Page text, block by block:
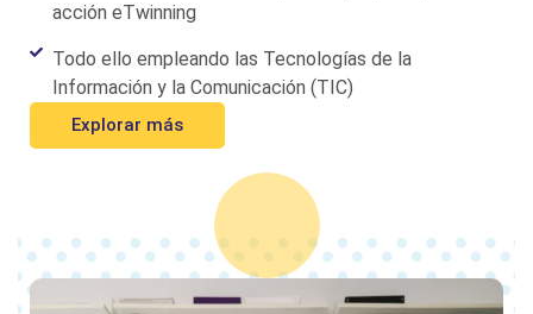
acción eTwinning
Todo ello empleando las Tecnologías de la
Información y la Comunicación (TIC)
Explorar más